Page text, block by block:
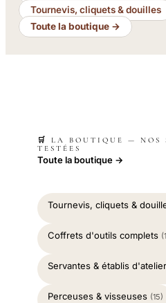
Tournevis, cliquets & douilles
Toute la boutique →
🛒 LA BOUTIQUE — NOS
TESTÉES
Toute la boutique →
Tournevis, cliquets &
Coffrets d'outils complets
Servantes & établis d'atelier
Perceuses & visseuses (15)